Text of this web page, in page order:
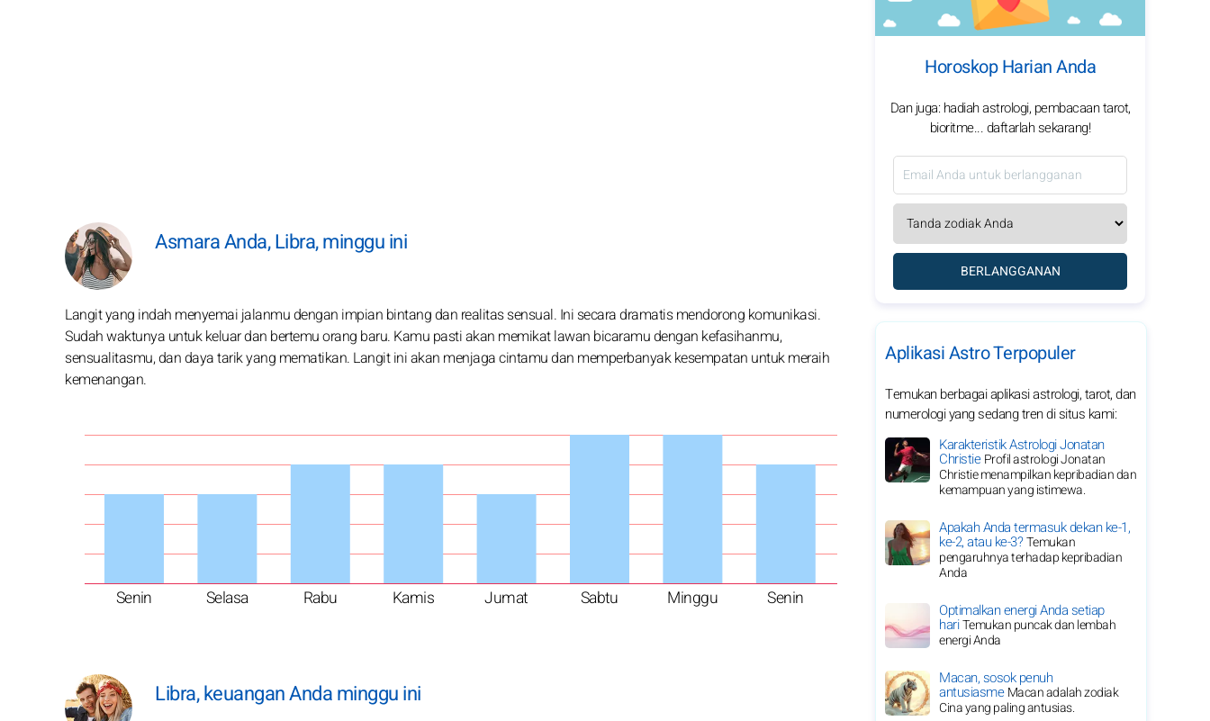
Asmara Anda, Libra, minggu ini
Senin Selasa Rabu Kamis Jumat Sabtu Minggu Senin
Langit yang indah menyemai jalanmu dengan impian bintang dan realitas sensual. Ini secara dramatis mendorong komunikasi.
Sudah waktunya untuk keluar dan bertemu orang baru. Kamu pasti akan memikat lawan bicaramu dengan kefasihanmu,
sensualitasmu, dan daya tarik yang mematikan. Langit ini akan menjaga cintamu dan memperbanyak kesempatan untuk meraih
kemenangan.
Libra, keuangan Anda minggu ini
Horoskop Harian Anda
Dan juga: hadiah astrologi, pembacaan tarot,
bioritme... daftarlah sekarang!
BERLANGGANAN
Aplikasi Astro Terpopuler
Temukan berbagai aplikasi astrologi, tarot, dan
numerologi yang sedang tren di situs kami:
Karakteristik Astrologi Jonatan
ChristieProfil astrologi Jonatan
Christie menampilkan kepribadian dan
kemampuan yang istimewa.
Apakah Anda termasuk dekan ke-1,
ke-2, atau ke-3?Temukan
pengaruhnya terhadap kepribadian
Anda
Optimalkan energi Anda setiap
hariTemukan puncak dan lembah
energi Anda
Macan, sosok penuh
antusiasmeMacan adalah zodiak
Cina yang paling antusias.